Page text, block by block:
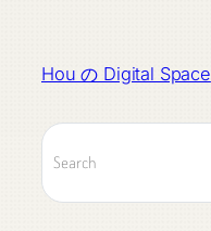
Hou の Digital Space